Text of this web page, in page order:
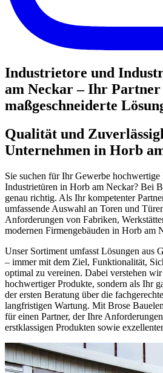
Industrietore und
am Neckar – Ihr
maßgeschneiderte
Qualität und
Unternehmen in Horb
Sie suchen für Ihr Gewerbe hochwertige
Industrietüren in Horb am Neckar? Bei
genau richtig. Als Ihr kompetenter
umfassende Auswahl an Toren und
Anforderungen von Fabriken,
modernen Firmengebäuden in Horb am
Unser Sortiment umfasst Lösungen aus
– immer mit dem Ziel, Funktionalität,
optimal zu vereinen. Dabei verstehen
hochwertiger Produkte, sondern als Ihr
der ersten Beratung über die
langfristigen Wartung. Mit Brose
für einen Partner, der Ihre
erstklassigen Produkten sowie